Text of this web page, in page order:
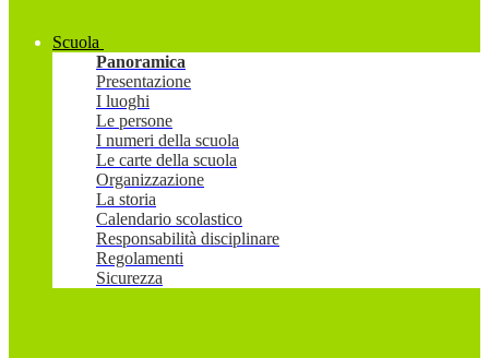
Scuola
Panoramica
Presentazione
I luoghi
Le persone
I numeri della scuola
Le carte della scuola
Organizzazione
La storia
Calendario scolastico
Responsabilità disciplinare
Regolamenti
Sicurezza